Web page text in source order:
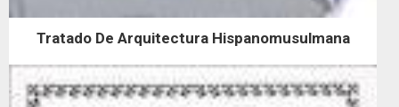
Tratado De Arquitectura Hispanomusulmana